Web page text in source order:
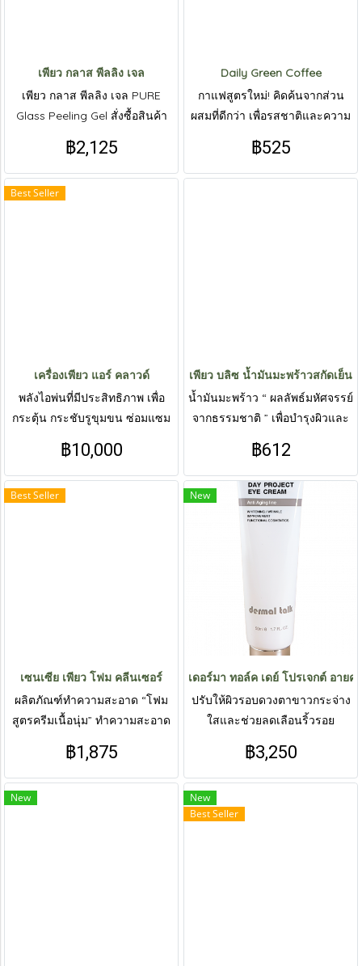
เพียว กลาส พีลลิง เจล
เพียว กลาส พีลลิง เจล PURE
Glass Peeling Gel สั่งซื้อสินค้า
ทาง Line : @livepureth
฿2,125
Daily Green Coffee
กาแฟสูตรใหม่! คิดค้นจากส่วน
ผสมที่ดีกว่า เพื่อรสชาติและความ
กลมกล่อม หอมละมุนตั้งแต่แรก
เริ่มที่ได้สัมผัส | สั่งซื้อสินค้าทาง
Line : @livepureth
฿525
Best Seller
เครื่องเพียว แอร์ คลาวด์
พลังไอพ่นที่มีประสิทธิภาพ เพื่อ
กระตุ้น กระชับรูขุมขน ซ่อมแซม
และบำรุง | สั่งซื้อสินค้าทาง Line :
@livepureth
฿10,000
เพียว บลิซ น้ำมันมะพร้าวสกัดเย็น
น้ำมันมะพร้าว “ ผลลัพธ์มหัศจรรย์
จากธรรมชาติ ” เพื่อบำรุงผิวและ
เส้นผมให้นุ่ม เงางาม และมี
สุขภาพดี มีส่วนผสมของเปปไทด์ที่
ช่วยกระตุ้นให้เส้นผมงอกใหม่ | สั่ง
ซื้อสินค้าทาง Line : @livepureth
฿612
Best Seller
เซนเซีย เพียว โฟม คลีนเซอร์
ผลิตภัณฑ์ทำความสะอาด “โฟม
สูตรครีมเนื้อนุ่ม” ทำความสะอาด
ผิวหน้าอย่างหมดจดและอ่อนโยน
฿1,875
New
เดอร์มา ทอล์ค เดย์ โปรเจกต์ อายค
ปรับให้ผิวรอบดวงตาขาวกระจ่าง
ใสและช่วยลดเลือนริ้วรอย
บริเวณรอบดวงตาและร่องน้ำ
หมาก ช่วยปลอบประโลมและ
ป้องกันการอักเสบของผิวได้
฿3,250
New
New
Best Seller